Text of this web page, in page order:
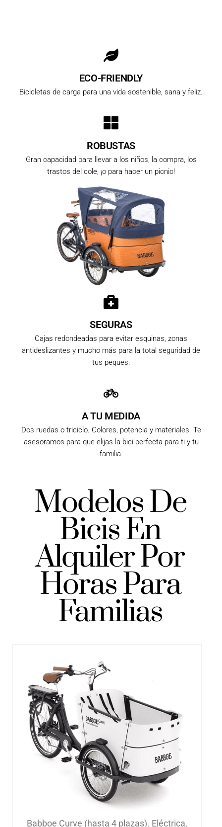
ECO-FRIENDLY
Bicicletas de carga para una vida sostenible, sana y feliz.
ROBUSTAS
Gran capacidad para llevar a los niños, la compra, los
trastos del cole, ¡o para hacer un picnic!
SEGURAS
Cajas redondeadas para evitar esquinas, zonas
antideslizantes y mucho más para la total seguridad de
tus peques.
A TU MEDIDA
Dos ruedas o triciclo. Colores, potencia y materiales. Te
asesoramos para que elijas la bici perfecta para ti y tu
familia.
Modelos De
Bicis En
Alquiler Por
Horas Para
Familias
Babboe Curve (hasta 4 plazas). Eléctrica.